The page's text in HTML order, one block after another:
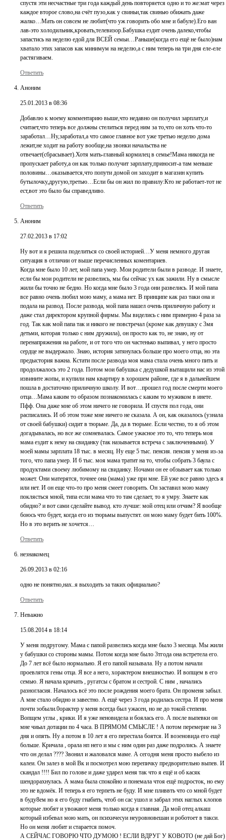
спустя эти несчастные три года каждый день повторяется одно и то же:мат через
каждое второе слово,на счёт пузо,как у свиньи,так свинью обижать даже
жалко…Мать он совсем не любит(что уж говорить обо мне и бабуле).Его ван
лав-это холодильник,кровать,телевизор.Бабушка ездит очень далеко,чтобы
запастись на неделю едой для ВСЕЙ семьи…Раньше(когда его ещё не было)нам
хватало этих запасов как минимум на неделю,а с ним теперь на три дня еле-еле
растягиваем.
Ответить
Аноним
25.01.2013 в 08:36
Добавлю к моему комментарию выше,что недавно он получил зарплату,и
считает,что теперь все должны стелиться перед ним за то,что он хоть что-то
заработал…Ну,заработал,а что самое главное вот уже третью неделю дома
лежит,не ходит на работу вообще,на звонки начальства не
отвечает(сбрасывает).Хотя мать-главный кормилец в семье!Мама никогда не
пропускает работу,а он как только получит зарплату,приносит-а там меньше
половины…оказывается,что попути домой он заходит в магазин купить
бутылочку,другую,третью…Если бы он жил по правилу:Кто не работает-тот не
ест,вот это было бы справедливо.
Ответить
Аноним
27.02.2013 в 17:02
Ну вот и я решила поделиться со своей историей…У меня немного другая
ситуация в отличии от выше перечисленных коментариев.
Когда мне было 10 лет, мой папа умер. Мои родители были в разводе. И знаете,
если бы мои родители не развелись, мы бы сейчас ух как зажили. Ну в смысле
жили бы точно не бедно. Но когда мне было 3 года они развелись. И мой папа
все равно очень любил мою маму, а мама нет. В принципе как раз таки она и
подала на развод. После развода, мой папа нашел очень приличную работу и
даже стал директором крупной фирмы. Мы виделись с ним примерно 4 раза за
год. Так как мой папа так и никого не повстречал (кроме как девушку с 3мя
детьми, которая только с ним дружила), он просто как то, не знаю, ну от
перенапряжения на работе, и от того что он частенько выпивал, у него просто
сердце не выдержало. Знаю, история затянулась больше про моего отца, но эта
предыстория важна. Кстати после развода моя мама стала очень много пить и
продолжалось это 2 года. Потом мои бабушка с дедушкой вытащили нас из этой
извините жопы, и купили нам квартиру в хорошем районе, где я в дальнейшем
пошла в достаточно приличную школу. И вот…прошел год после смерти моего
отца…Мама каким то образом познакомилась с каким то мужиком в инете.
Пфф. Она даже мне об этом ничего не говорила. И спустя пол года, они
расписались. И об этом тоже мне ничего не сказала. А он, как оказалось (узнала
от своей бабушки) сидит в тюрьме. Да, да в тюрьме. Если честно, то я об этом
догадывалась, но все же сомневалась. Самое ужасное это то, что теперь моя
мама ездит к нему на свиданку (так называется встреча с заключенными). У
моей мамы зарплата 18 тыс. в месяц. Ну еще 5 тыс. пенсия. пенсия у меня из-за
того, что папа умер. И 6 тыс. моя мама тратит на то, чтобы собрать 3 баула с
продуктами своему любимому на свиданку. Ночами он ее обзывает как только
может. Они матерятся, точнее она (мама) уже при мне. Ей уже все равно здесь я
или нет. И он еще что-то про меня смеет говорить. Он заставил мою маму
поклясться мной, типа если мама что то там сделает, то я умру. Знаете как
обидно? и вот сами сделайте вывод. кто лучше: мой отец или отчим? Я вообще
боюсь что будет, когда его из тюрьмы выпустят. он мою маму будет бить 100%.
Но в это верить не хочется…
Ответить
незнакомец
26.09.2013 в 02:16
одно не понятно,нах..я выходить за таких официально?
Ответить
Неважно
15.08.2014 в 18:14
У меня подругому. Мама с папой развелись когда мне было 3 месяца. Мы жили
у бабушки со стороны мамы. Потом когда мне было 3тгода она встретела его.
До 7 лет всё было нормально. Я его папой называла. Ну а потом начали
проевлятся гены отца. Я все а него, хорактером внешностью. И вопщем в его
семью. Я начала кричать , ругатсы с братом и сестрой. С ним , начались
разногласия. Началось всё это после рождения моего брата. Он променя забыл.
А мне стало обидно и завестно. А ещё через 3 года родилась сестра. И про меня
почти зобыли.0орактер у меня всегда был ужасен, но не до токой степени.
Вопщем углы , крики. И я уже неновидела и боялась его. А после выпевки он
мне чиьал дотации по 4 часа. В ПРЯМОМ СМЫСЛЕ ! А потом перемерие на 3
дня и опять. Ну а потом в 10 лет я его перестала боятся. И возеновида его ещё
больше. Кричала , орала нп него и мы с ним один раз даже подролись. А знаете
что он делал ???? Звонил и жаловался маме. А сегодня меня просто выбело из
калеи. Он залез в мой Вк и посмотрел мою перепичку предворительно выпев. И
скандал !!!! Бил по голове и даже ударел меня так что я ещё и об касяк
шендорахнулась. А мама была спокойно и понемала чтоя ещё подросток, но ему
это не вдомёк. И теперь я его терпеть не буду. И мне пливвть что со мной будет
в буду8ем но я его буду гнабить, чтоб он сас ушол и забрал этих наглых клопов
которые любят и увожают меня только когда я главная. Да мой отец алкаш
который избевал мою мать, он психичесуи неуровновешан и роботоет в такси.
Но он меня любит и старается помоч.
А СЕЙЧАС ГОВОРЮ ЧТО ДУМОЮ ! ЕСЛИ ВДРУГ У КОВОТО (не дай Бог)